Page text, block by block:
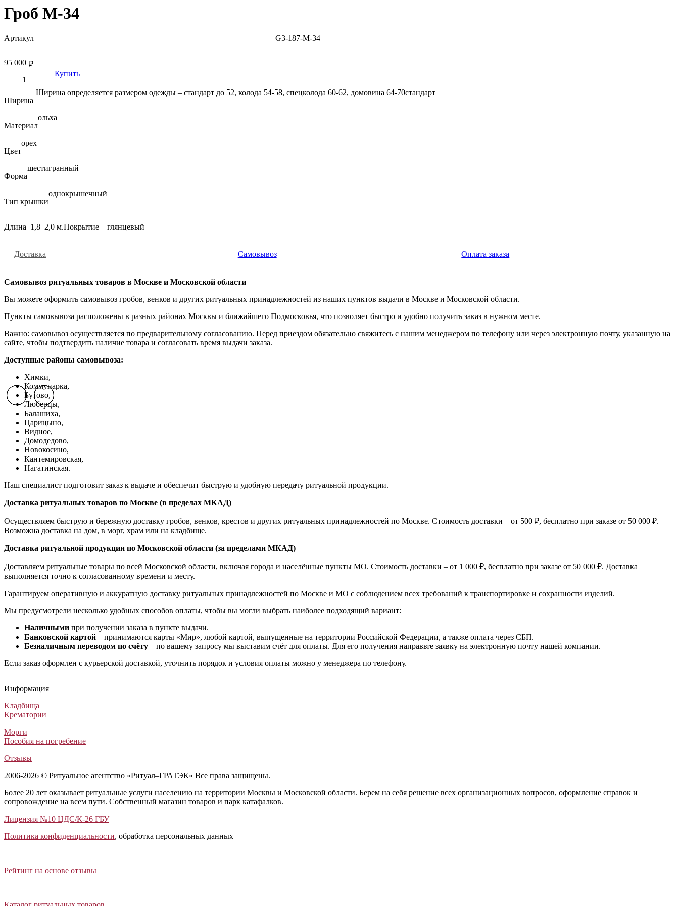
Гроб М-34
Артикул G3-187-M-34
₽
95 000
Купить
Ширина
Ширина определяется размером одежды – стандарт до 52, колода 54-58, спецколода 60-62, домовина 64-70стандарт
Материал
ольха
Цвет
орех
Форма
шестигранный
Тип крышки
однокрышечный
Длина 1,8–2,0 м.Покрытие – глянцевый
Доставка Самовывоз Оплата заказа
Самовывоз ритуальных товаров в Москве и Московской области
Вы можете оформить самовывоз гробов, венков и других ритуальных принадлежностей из наших пунктов выдачи в Москве и Московской области.
Пункты самовывоза расположены в разных районах Москвы и ближайшего Подмосковья, что позволяет быстро и удобно получить заказ в нужном месте.
Важно: самовывоз осуществляется по предварительному согласованию. Перед приездом обязательно свяжитесь с нашим менеджером по телефону или через электронную почту, указанную на
сайте, чтобы подтвердить наличие товара и согласовать время выдачи заказа.
Доступные районы самовывоза:
Химки,
Коммунарка,
Бутово,
Люберцы,
Балашиха,
Царицыно,
Видное,
Домодедово,
Новокосино,
Кантемировская,
Нагатинская.
Наш специалист подготовит заказ к выдаче и обеспечит быструю и удобную передачу ритуальной продукции.
Доставка ритуальных товаров по Москве (в пределах МКАД)
Осуществляем быструю и бережную доставку гробов, венков, крестов и других ритуальных принадлежностей по Москве. Стоимость доставки – от 500 ₽, бесплатно при заказе от 50 000 ₽.
Возможна доставка на дом, в морг, храм или на кладбище.
Доставка ритуальной продукции по Московской области (за пределами МКАД)
Доставляем ритуальные товары по всей Московской области, включая города и населённые пункты МО. Стоимость доставки – от 1 000 ₽, бесплатно при заказе от 50 000 ₽. Доставка
выполняется точно к согласованному времени и месту.
Гарантируем оперативную и аккуратную доставку ритуальных принадлежностей по Москве и МО с соблюдением всех требований к транспортировке и сохранности изделий.
Мы предусмотрели несколько удобных способов оплаты, чтобы вы могли выбрать наиболее подходящий вариант:
Наличными при получении заказа в пункте выдачи.
Банковской картой – принимаются карты «Мир», любой картой, выпущенные на территории Российской Федерации, а также оплата через СБП.
Безналичным переводом по счёту – по вашему запросу мы выставим счёт для оплаты. Для его получения направьте заявку на электронную почту нашей компании.
Если заказ оформлен с курьерской доставкой, уточнить порядок и условия оплаты можно у менеджера по телефону.
Previous slideNext slide
Previous slideNext slide
Венки из искусственных цветов
Венки из искусственных цветов
Венки из живых цветов
Венки из искусственных цветов
Previous slideNext slide
Информация
Кладбища
Крематории
Морги
Пособия на погребение
Отзывы
2006-2026 © Ритуальное агентство «Ритуал–ГРАТЭК» Все права защищены.
Более 20 лет оказывает ритуальные услуги населению на территории Москвы и Московской области. Берем на себя решение всех организационных вопросов, оформление справок и
сопровождение на всем пути. Собственный магазин товаров и парк катафалков.
Лицензия №10 ЦДС/К-26 ГБУ
Политика конфиденциальности, обработка персональных данных
Рейтинг на основе отзывы